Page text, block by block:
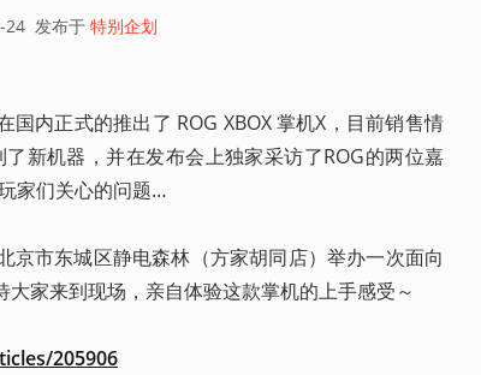
24 发布于 特别企划
内正式的推出了 ROG XBOX 掌机X，目前销售情
新机器，并在发布会上独家采访了ROG的两位嘉
家们关心的问题…
京市东城区静电森林（方家胡同店）举办一次面向
大家来到现场，亲自体验这款掌机的上手感受～
205906